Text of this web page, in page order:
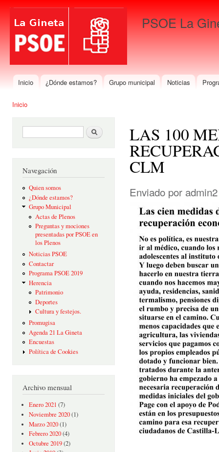
PSOE La
Menú principal
Inicio ¿Dónde estamos? Grupo municipal Noticias
Inicio
Formulario de búsquedaBuscar
Navegación
Quien somos
¿Dónde estamos?
Grupo Municipal
Actas de Plenos
Preguntas y mociones
presentadas por PSOE en
los Plenos
Noticias PSOE
Contactar
Programa PSOE 2019
Herencia
Patrimonio
Deportes
Cultura y festejos.
Promugisa
Agenda 21 La Gineta
Encuestas
Política de Cookies
Archivo mensual
Enero 2021 (7)
Noviembre 2020(1)
Marzo 2020(1)
Febrero 2020(4)
Octubre 2019(2)
LAS 100
CLM
Enviado por admin2